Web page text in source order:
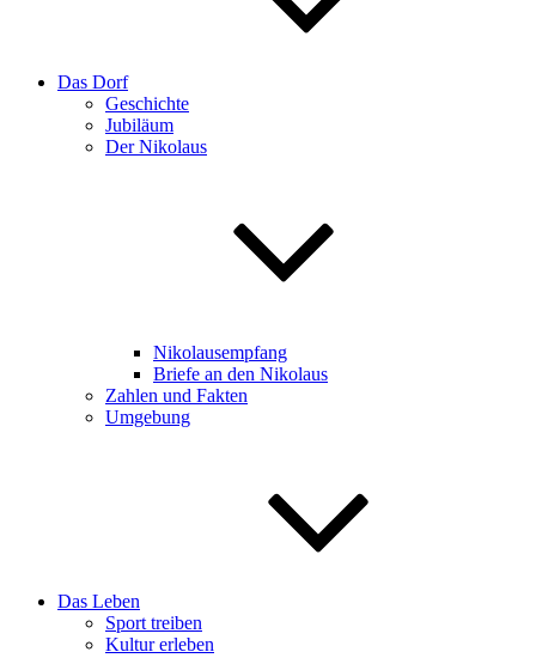
Das Dorf
Geschichte
Jubiläum
Der Nikolaus
Nikolausempfang
Briefe an den Nikolaus
Zahlen und Fakten
Umgebung
Das Leben
Sport treiben
Kultur erleben